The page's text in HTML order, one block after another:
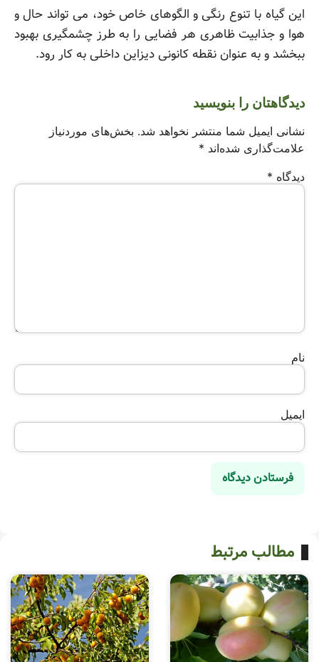
این گیاه با تنوع رنگی و الگوهای خاص خود، می تواند حال و
هوا و جذابیت ظاهری هر فضایی را به طرز چشمگیری بهبود
ببخشد و به عنوان نقطه کانونی دیزاین داخلی به کار رود.
دیدگاهتان را بنویسید
نشانی ایمیل شما منتشر نخواهد شد. بخش‌های موردنیاز
علامت‌گذاری شده‌اند *
دیدگاه *
نام
ایمیل
مطالب مرتبط